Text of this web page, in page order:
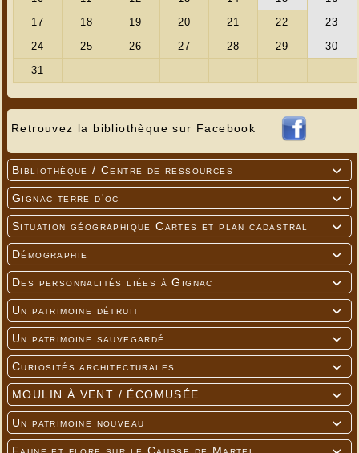
Retrouvez la bibliothèque sur Facebook

Bibliothèque / Centre de ressources

Gignac terre d'oc

Situation géographique Cartes et plan cadastral

Démographie

Des personnalités liées à Gignac

Un patrimoine détruit

Un patrimoine sauvegardé

Curiosités architecturales

MOULIN À VENT / ÉCOMUSÉE

Un patrimoine nouveau